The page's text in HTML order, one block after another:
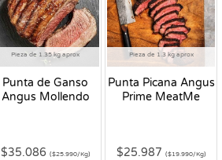
Pieza de 1.35 kg aprox
Punta de Ganso
Angus Mollendo
$35.086 ($25.990/Kg)
Pieza de 1.3 kg aprox
Punta Picana Angus
Prime MeatMe
$25.987 ($19.990/Kg)